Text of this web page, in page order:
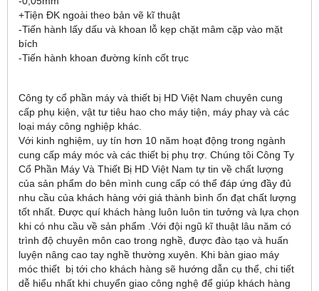
+Tiện ĐK ngoài theo bản vẽ kĩ thuật
-Tiến hành lấy dấu và khoan lỗ kẹp chặt mâm cặp vào mặt
bích
-Tiến hành khoan đường kính cốt trục
Công ty cổ phần máy và thiết bị HD Việt Nam chuyên cung
cấp phụ kiện, vật tư tiêu hao cho máy tiện, máy phay và các
loại máy công nghiệp khác.
Với kinh nghiệm, uy tín hơn 10 năm hoạt động trong ngành
cung cấp máy móc và các thiết bị phụ trợ. Chúng tôi Công Ty
Cổ Phần Máy Và Thiết Bị HD Việt Nam tự tin về chất lượng
của sản phẩm do bên mình cung cấp có thể đáp ứng đầy đủ
nhu cầu của khách hàng với giá thành bình ổn đạt chất lượng
tốt nhất. Được quí khách hàng luôn luôn tin tưởng và lựa chọn
khi có nhu cầu về sản phẩm .Với đội ngũ kĩ thuật lâu năm có
trình độ chuyên môn cao trong nghề, được đào tạo và huấn
luyện nâng cao tay nghề thường xuyên. Khi bàn giao máy
móc thiết bị tới cho khách hàng sẽ hướng dẫn cụ thể, chi tiết
dễ hiểu nhất khi chuyển giao công nghệ để giúp khách hàng